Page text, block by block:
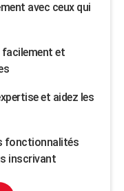
avec ceux qui
et
et aidez les
fonctionnalités
inscrivant